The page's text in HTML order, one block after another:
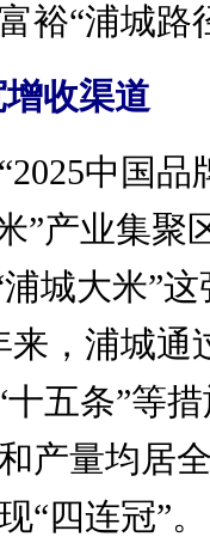
裕“浦城路
收渠道
中国品
”产业集聚
城大米”这
来，浦城通
五条”等
产量均居
“四连冠”。